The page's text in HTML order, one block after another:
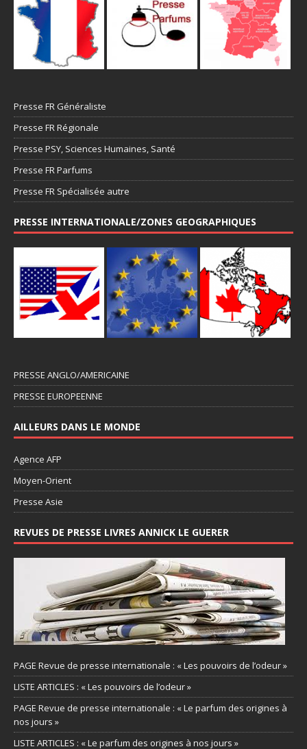
Presse FR Généraliste
Presse FR Régionale
Presse PSY, Sciences Humaines, Santé
Presse FR Parfums
Presse FR Spécialisée autre
PRESSE INTERNATIONALE/ZONES GEOGRAPHIQUES
PRESSE ANGLO/AMERICAINE
PRESSE EUROPEENNE
AILLEURS DANS LE MONDE
Agence AFP
Moyen-Orient
Presse Asie
REVUES DE PRESSE LIVRES ANNICK LE GUERER
PAGE Revue de presse internationale : « Les pouvoirs de l’odeur »
LISTE ARTICLES : « Les pouvoirs de l’odeur »
PAGE Revue de presse internationale : « Le parfum des origines à
nos jours »
LISTE ARTICLES : « Le parfum des origines à nos jours »